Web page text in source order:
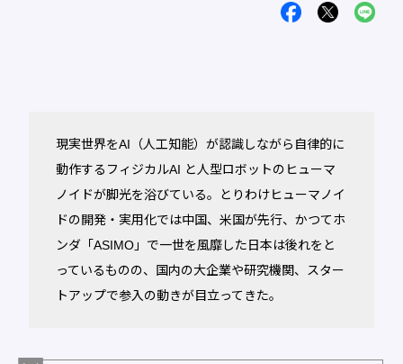
現実世界をAI（人工知能）が認識しながら自律的に
動作するフィジカルAI と人型ロボットのヒューマ
ノイドが脚光を浴びている。とりわけヒューマノイ
ドの開発・実用化では中国、米国が先行、かつてホ
ンダ「ASIMO」で一世を風靡した日本は後れをと
っているものの、国内の大企業や研究機関、スター
トアップで参入の動きが目立ってきた。